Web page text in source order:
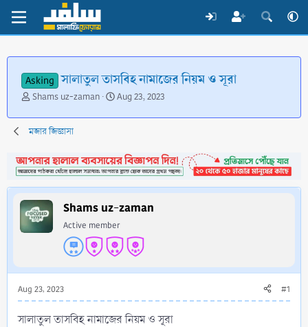
Asking সালাতুল তাসবিহ নামাজের নিয়ম ও সূরা
T
r
e
d
s
t
a
r
t
Shams uz-zaman
S
a
d
a
t
Aug 23, 2023
মজার জিজ্ঞাসা
Shams uz-zaman
Active member
Aug 23, 2023 #1
সালাতুল তাসবিহ নামাজের নিয়ম ও সূরা